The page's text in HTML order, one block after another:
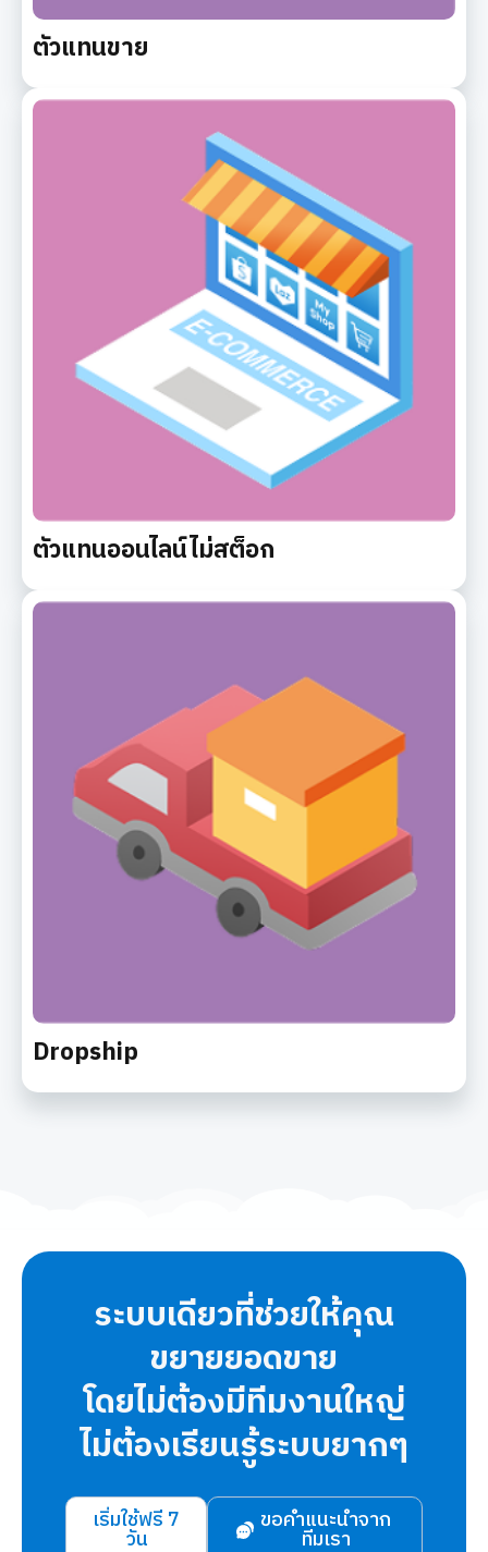
ตัวแทนขาย
ตัวแทนออนไลน์ไม่สต็อก
Dropship
ระบบเดียวที่ช่วยให้คุณ
ขยายยอดขาย
โดยไม่ต้องมีทีมงานใหญ่
ไม่ต้องเรียนรู้ระบบยากๆ
เริ่มใช้ฟรี 7
วัน
ขอคำแนะนำจาก
ทีมเรา